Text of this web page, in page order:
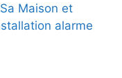
Maison et
alarme